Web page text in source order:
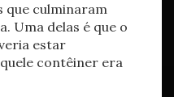
que culminaram
Uma delas é que o
estar
contêiner era